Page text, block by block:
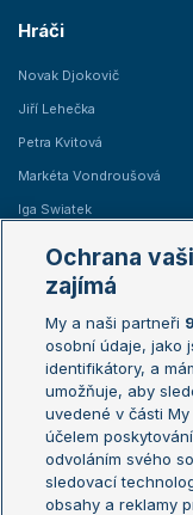
Hráči
Novak Djokovič
Jiří Lehečka
Petra Kvitová
Markéta Vondroušová
Iga Swiatek
Žebříčky
Žebříček ATP (muži)
Žebříček WTA (ženy)
Sázkařský žebříček
Ochrana
zajímá
My a naši partneři
osobní údaje, jako
identifikátory, a
umožňuje, aby
uvedené v části
účelem
odvoláním svého
sledovací
obsahy a reklamy